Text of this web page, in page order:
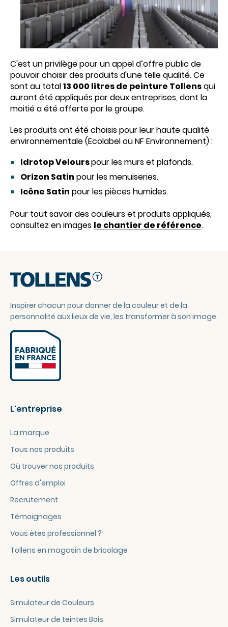
C'est un privilège pour un appel d’offre public de
pouvoir choisir des produits d'une telle qualité. Ce
sont au total13 000 litres de peinture Tollensqui
auront été appliqués par deux entreprises, dont la
moitié a été offerte par le groupe.
Les produits ont été choisis pour leur haute qualité
environnementale (Ecolabel ou NF Environnement) :
Idrotop Velourspour les murs et plafonds.
Orizon Satin pour les menuiseries.
Icône Satin pour les pièces humides.
Pour tout savoir des couleurs et produits appliqués,
consultez en images le chantier de référence.
Inspirer chacun pour donner de la couleur et de la
personnalité aux lieux de vie, les transformer à son image.
L'entreprise
La marque
Tous nos produits
Où trouver nos produits
Offres d'emploi
Recrutement
Témoignages
Vous êtes professionnel ?
Tollens en magasin de bricolage
Les outils
Simulateur de Couleurs
Simulateur de teintes Bois